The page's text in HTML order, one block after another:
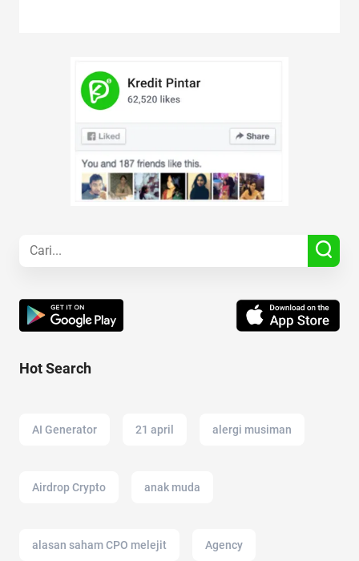
Hot Search
AI Generator 21 april alergi musiman
Airdrop Crypto anak muda
alasan saham CPO melejit Agency